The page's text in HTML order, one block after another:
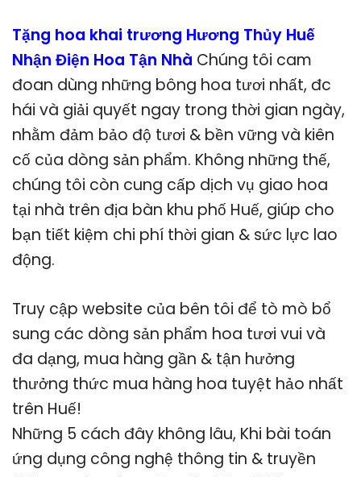
Tặng hoa khai trương Hương Thủy Huế
Nhận Điện Hoa Tận Nhà Chúng tôi cam
đoan dùng những bông hoa tươi nhất, đc
hái và giải quyết ngay trong thời gian ngày,
nhằm đảm bảo độ tươi & bền vững và kiên
cố của dòng sản phẩm. Không những thế,
chúng tôi còn cung cấp dịch vụ giao hoa
tại nhà trên địa bàn khu phố Huế, giúp cho
bạn tiết kiệm chi phí thời gian & sức lực lao
động.
Truy cập website của bên tôi để tò mò bổ
sung các dòng sản phẩm hoa tươi vui và
đa dạng, mua hàng gần & tận hưởng
thưởng thức mua hàng hoa tuyệt hảo nhất
trên Huế!
Những 5 cách đây không lâu, Khi bài toán
ứng dụng công nghệ thông tin & truyền